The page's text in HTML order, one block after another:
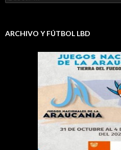
ARCHIVO Y FÚTBOL LBD